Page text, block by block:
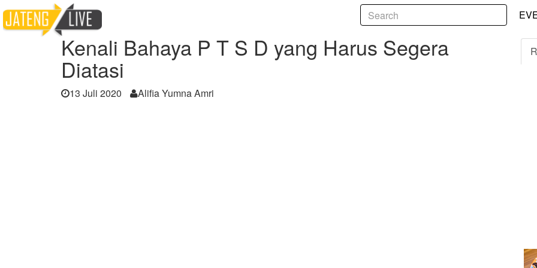
Home Kenali Bahaya P T S D yang Harus Segera Diatasi
Kenali Bahaya P T S D yang Harus Segera
Diatasi
13 Juli 2020 Alifia Yumna Amri